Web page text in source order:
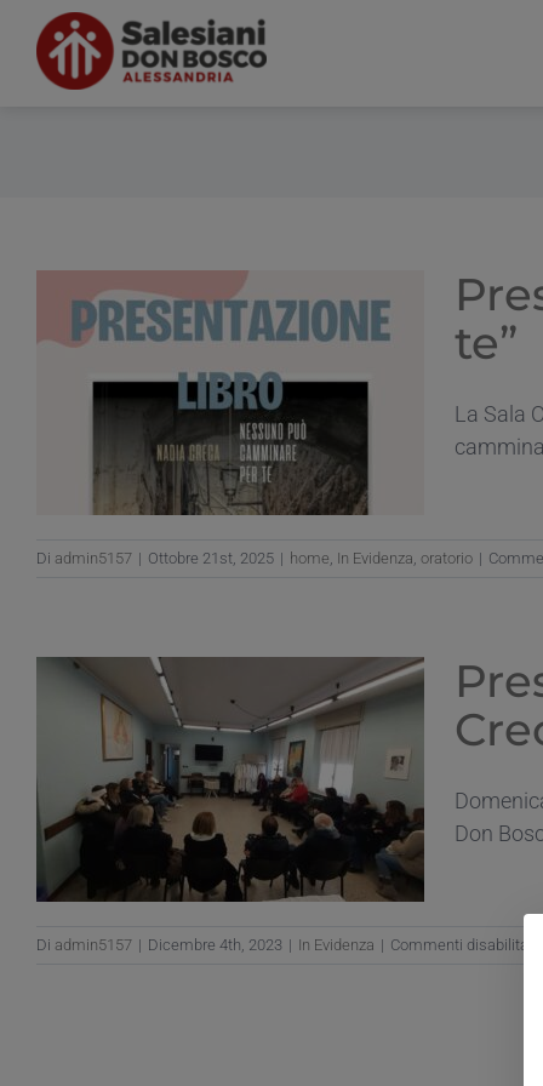
contenuto
te”
La Sala
Di admin5157 | Ottobre 21st, 2025 | home, In Evidenza, oratorio |
Don
Di admin5157 | Dicembre 4th, 2023 | In Evidenza | Commenti disabilitati